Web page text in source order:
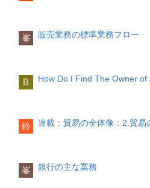
峯 販売業務の標準業務フロー
B How Do I Find The Owner
鈴 連載：貿易の全体像：2.貿易
峯 銀行の主な業務